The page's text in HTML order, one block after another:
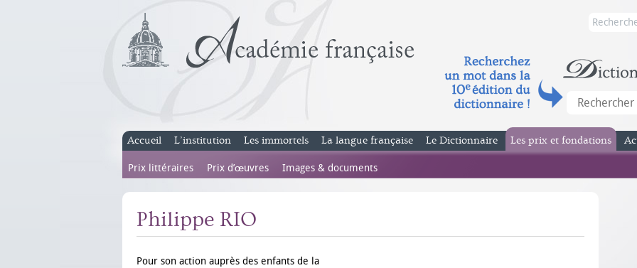
Accueil L’institution Les immortels La langue française Le Dictionnaire Les prix et fondations
Prix littéraires Prix d’œuvres Images & documents
Philippe RIO
Pour son action auprès des enfants de la